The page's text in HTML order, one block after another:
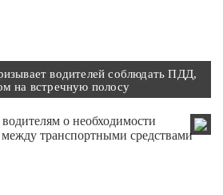
водителей соблюдать ПДД,
на встречную полосу